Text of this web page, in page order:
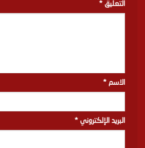
التعليق *
الاسم *
البريد الإلكتروني *